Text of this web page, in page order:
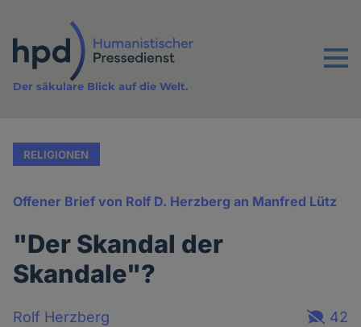
Inhalt
Menu
Der säkulare Blick auf die Welt.
RELIGIONEN
Offener Brief von Rolf D. Herzberg an Manfred Lütz
"Der Skandal der
Skandale"?
Rolf Herzberg
42